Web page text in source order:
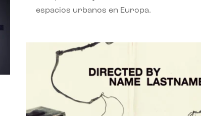
espacios urbanos en Europa.